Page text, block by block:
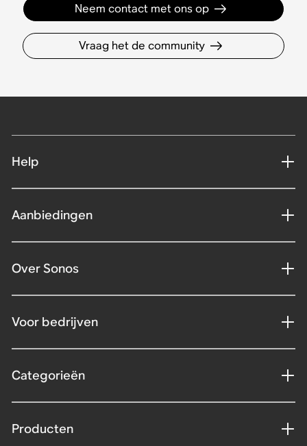
Neem contact met ons op
Vraag het de community
Help
Aanbiedingen
Over Sonos
Voor bedrijven
Categorieën
Producten